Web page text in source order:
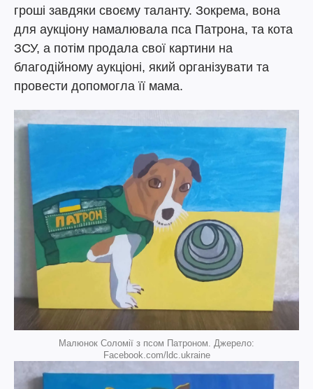
гроші завдяки своєму таланту. Зокрема, вона
для аукціону намалювала пса Патрона, та кота
ЗСУ, а потім продала свої картини на
благодійному аукціоні, який організувати та
провести допомогла її мама.
Малюнок Соломії з псом Патроном. Джерело:
Facebook.com/ldc.ukraine